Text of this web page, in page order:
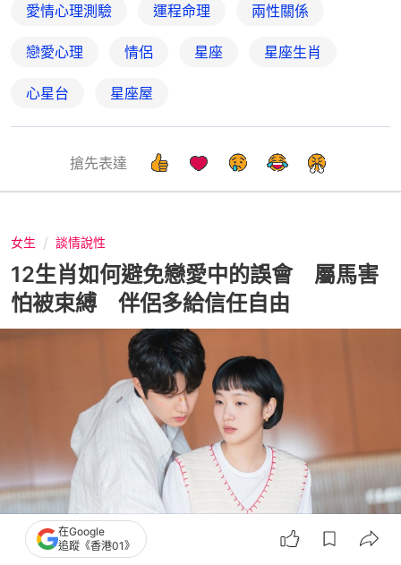
愛情心理測驗 運程命理 兩性關係
戀愛心理 情侶 星座 星座生肖
心星台 星座屋
搶先表達
女生 談情說性
12生肖如何避免戀愛中的誤會 屬馬害
怕被束縛 伴侶多給信任自由
撰文：星座屋
在Google
追蹤《香港01》